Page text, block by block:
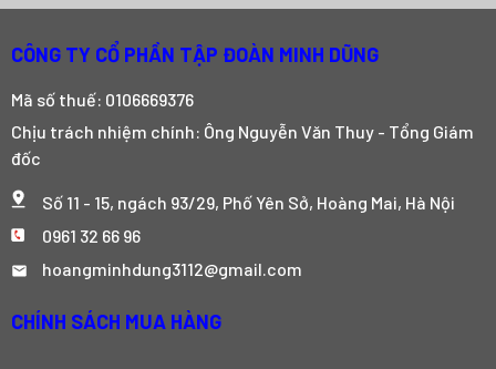
CÔNG TY CỔ PHẦN TẬP ĐOÀN MINH DŨNG
Mã số thuế: 0106669376
Chịu trách nhiệm chính: Ông Nguyễn Văn Thuy - Tổng Giám
đốc
Số 11 - 15, ngách 93/29, Phố Yên Sở, Hoàng Mai, Hà Nội
0961 32 66 96
hoangminhdung3112@gmail.com
CHÍNH SÁCH MUA HÀNG